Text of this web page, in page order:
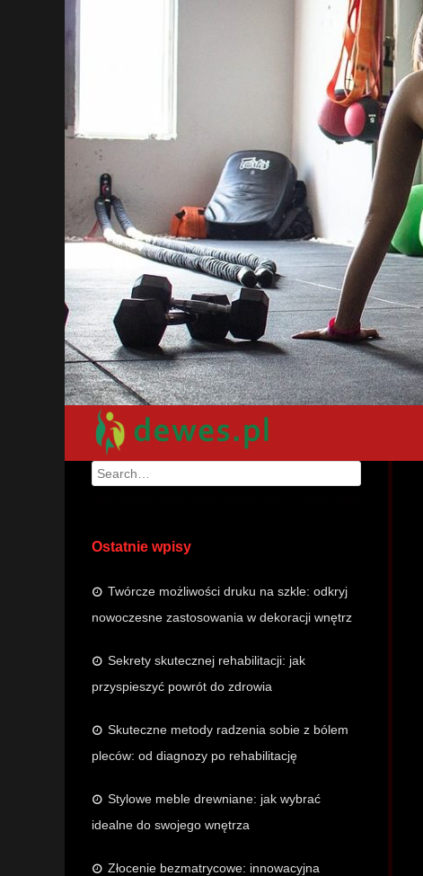
Search
Ostatnie wpisy
Twórcze możliwości druku na szkle: odkryj
nowoczesne zastosowania w dekoracji wnętrz
Sekrety skutecznej rehabilitacji: jak
przyspieszyć powrót do zdrowia
Skuteczne metody radzenia sobie z bólem
pleców: od diagnozy po rehabilitację
Stylowe meble drewniane: jak wybrać
idealne do swojego wnętrza
Złocenie bezmatrycowe: innowacyjna